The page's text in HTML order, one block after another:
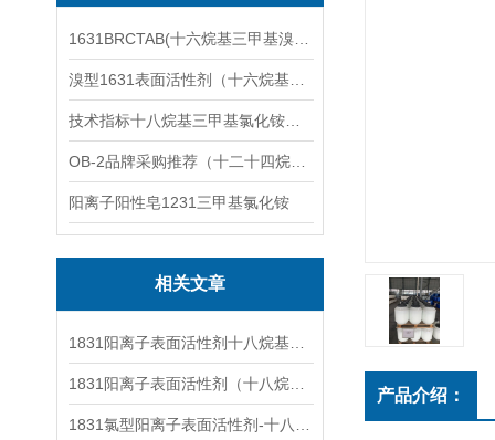
阳离子阳性皂1231三甲基氯化铵
相关文章
产品介绍：